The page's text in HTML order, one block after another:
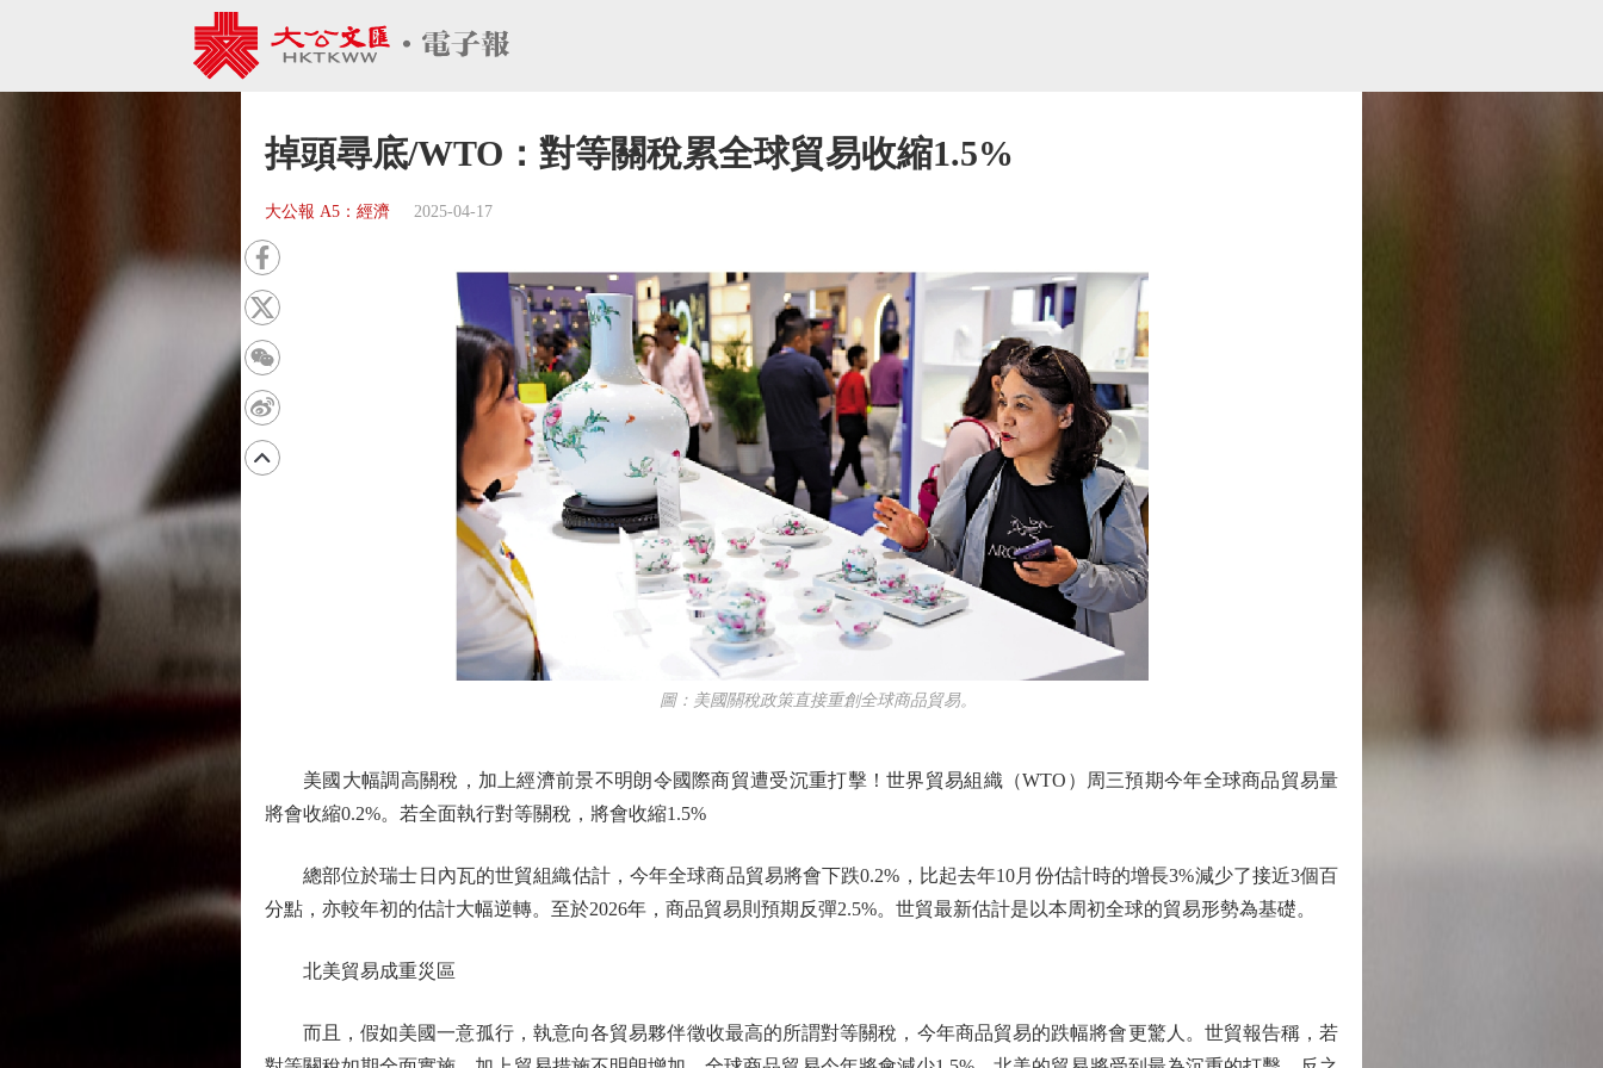
掉頭尋底/WTO：對等關稅累全球貿易收縮1.5%
大公報 A5：經濟 2025-04-17
圖：美國關稅政策直接重創全球商品貿易。
美國大幅調高關稅，加上經濟前景不明朗令國際商貿遭受沉重打擊！世界貿易組織（WTO）周三預期今年全球商品貿易量
將會收縮0.2%。若全面執行對等關稅，將會收縮1.5%
總部位於瑞士日內瓦的世貿組織估計，今年全球商品貿易將會下跌0.2%，比起去年10月份估計時的增長3%減少了接近3個百
分點，亦較年初的估計大幅逆轉。至於2026年，商品貿易則預期反彈2.5%。世貿最新估計是以本周初全球的貿易形勢為基礎。
北美貿易成重災區
而且，假如美國一意孤行，執意向各貿易夥伴徵收最高的所謂對等關稅，今年商品貿易的跌幅將會更驚人。世貿報告稱，若